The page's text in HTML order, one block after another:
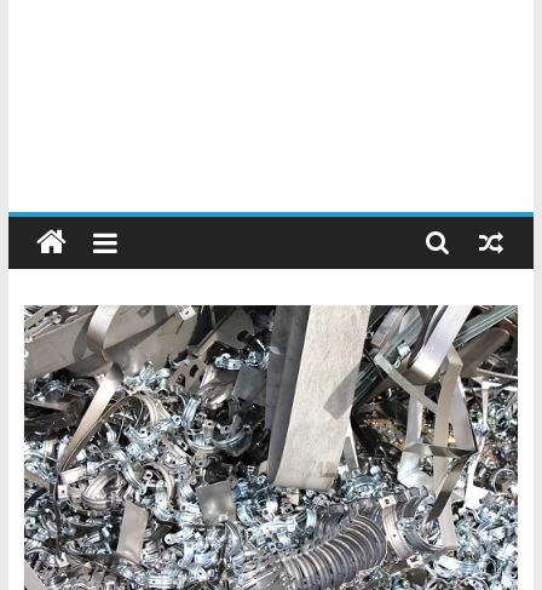
Chatarreros
–
Precio
de
Chatarra
Directorio
de